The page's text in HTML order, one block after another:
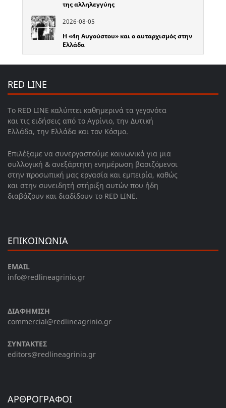
της αλληλεγγύης
2026-08-05
Η «4η Αυγούστου» και ο αυταρχισμός στην
Ελλάδα
RED LINE
Το RED LINE καλύπτει καθημερινά τα γεγονότα
και τις ειδήσεις από το Αγρίνιο, την Δυτική
Ελλάδα, την Ελλάδα και τον Κόσμο.
Επιλέξαμε να συνεργαστούμε κοινωνικά για μια
συλλογική & ανεξάρτητη ενημέρωση βασιζόμενοι
στην προσωπική μας εργασία και εμπειρία, καθώς
και στην συνειδητή στήριξη αυτών που ήδη
διαβάζουν και διαδίδουν το RED LINE.
ΕΠΙΚΟΙΝΩΝΙΑ
EMAIL
info@redlineagrinio.gr
ΔΙΑΦΗΜΙΣΗ
commercial@redlineagrinio.gr
ΣΥΝΤΑΚΤΕΣ
editors@redlineagrinio.gr
ΑΡΘΡΟΓΡΑΦΟΙ